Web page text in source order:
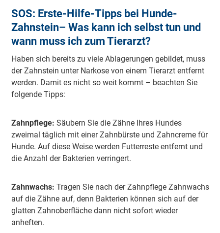
Was kann ich selbst tun und wann muss ich zum Tierarzt?
Was ist Zahnstein beim Hund?
Ursachen
Symptome
Diagnose
Verlauf - Wie gefährlich ist Zahnstein beim Hund?
Behandlung - Wann geht es meinem Hund besser?
Kosten bei Hunde-Zahnstein: Was muss man selbst bezahlen?
Hunde-Zahnstein-Behandlung: Was übernimmt die DFV?
SOS: Erste-Hilfe-Tipps bei Hunde-
Zahnstein– Was kann ich selbst tun und
wann muss ich zum Tierarzt?
Haben sich bereits zu viele Ablagerungen gebildet, muss
der Zahnstein unter Narkose von einem Tierarzt entfernt
werden. Damit es nicht so weit kommt – beachten Sie
folgende Tipps:
Zahnpflege: Säubern Sie die Zähne Ihres Hundes
zweimal täglich mit einer Zahnbürste und Zahncreme für
Hunde. Auf diese Weise werden Futterreste entfernt und
die Anzahl der Bakterien verringert.
Zahnwachs: Tragen Sie nach der Zahnpflege Zahnwachs
auf die Zähne auf, denn Bakterien können sich auf der
glatten Zahnoberfläche dann nicht sofort wieder
anheften.